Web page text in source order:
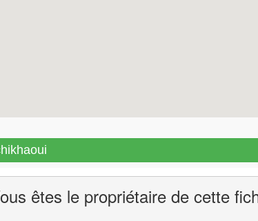
êtes le propriétaire de cette